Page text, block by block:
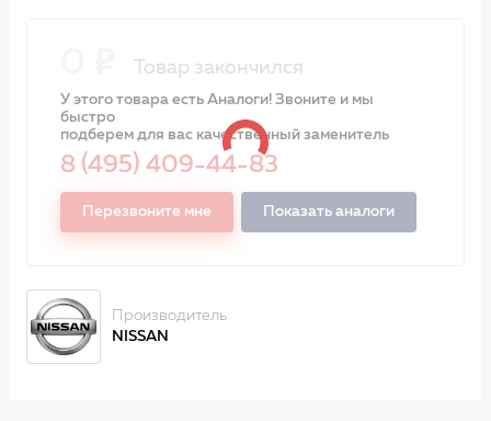
Товар закончился
У этого товара есть Аналоги! Звоните и мы
быстро
подберем для вас качественный заменитель
8 (495) 409-44-83
Перезвоните мне Показать аналоги
Производитель
NISSAN